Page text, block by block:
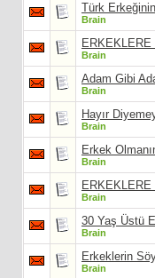
Türk
Brain
ERKEKLERE
Brain
Adam Gibi
Brain
Hayır
Brain
Erkek
Brain
Brain
30 Yaş Üstü
Brain
Erkeklerin
Brain